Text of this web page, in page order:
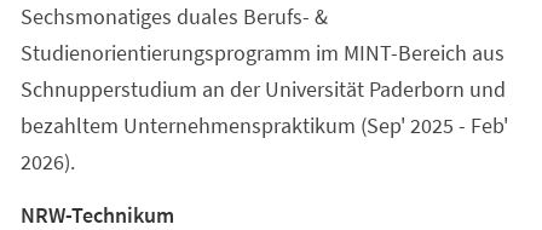
Sechsmonatiges duales Berufs- &
Studienorientierungsprogramm im MINT-Bereich aus
Schnupperstudium an der Universität Paderborn und
bezahltem Unternehmenspraktikum (Sep' 2025 - Feb'
2026).
NRW-Technikum